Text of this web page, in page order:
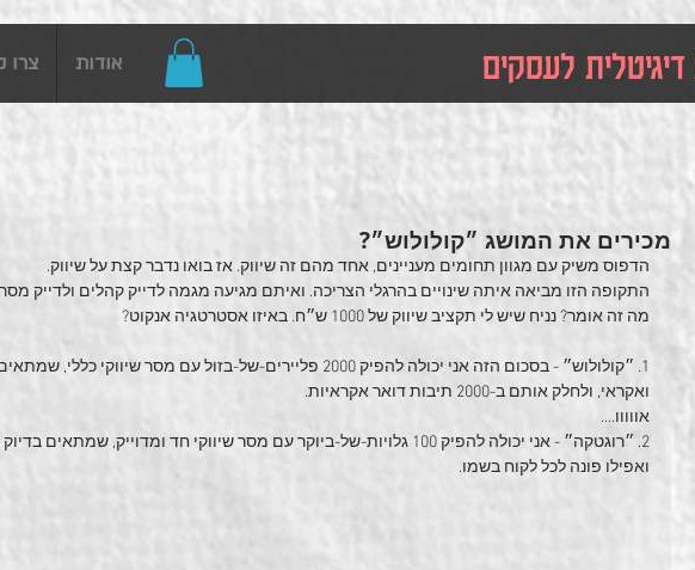
צרו אודות דיגיטלית לעסקים
מכירים את המושג ״קולולוש״?
הדפוס משיק עם מגוון תחומים מעניינים, אחד מהם זה שיווק. אז בואו נדבר קצת על שיווק.
התקופה הזו מביאה איתה שינויים בהרגלי הצריכה. ואיתם מגיעה מגמה לדייק קהלים ולדייק
מה זה אומר? נניח שיש לי תקציב שיווק של 1000 ש״ח. באיזו אסטרטגיה אנקוט?
1. ״קולולוש״ - בסכום הזה אני יכולה להפיק 2000 פליירים-של-בזול עם מסר שיווקי
ואקראי, ולחלק אותם ב-2000 תיבות דואר אקראיות.
אווווו....
2. ״רוגטקה״ - אני יכולה להפיק 100 גלויות-של-ביוקר עם מסר שיווקי חד ומדוייק, שמתאים
ואפילו פונה לכל לקוח בשמו.